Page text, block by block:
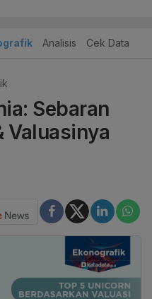
Analisis Cek Data
Sebaran
Valuasinya